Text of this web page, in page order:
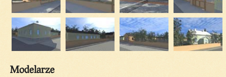
Modelarze